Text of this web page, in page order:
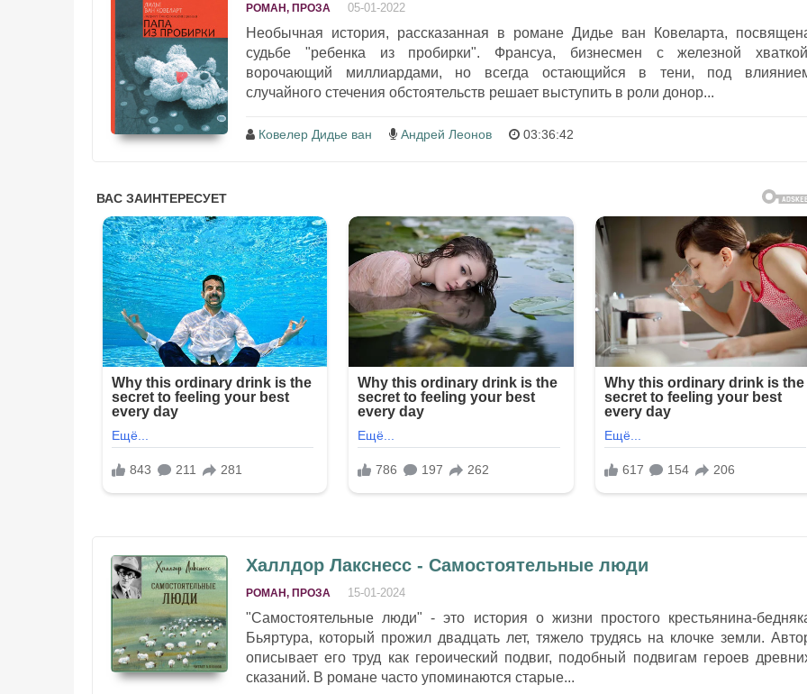
РОМАН, ПРОЗА 05-01-2022
Необычная история, рассказанная в романе Дидье ван Ковеларта,
судьбе "ребенка из пробирки". Франсуа, бизнесмен с железной
ворочающий миллиардами, но всегда остающийся в тени, под
случайного стечения обстоятельств решает выступить в роли донор...
Ковелер Дидье ван Андрей Леонов 03:36:42
Халлдор Лакснесс - Самостоятельные люди
РОМАН, ПРОЗА 15-01-2024
"Самостоятельные люди" - это история о жизни простого крестьянина-
Бьяртура, который прожил двадцать лет, тяжело трудясь на клочке земли.
описывает его труд как героический подвиг, подобный подвигам героев
сказаний. В романе часто упоминаются старые...